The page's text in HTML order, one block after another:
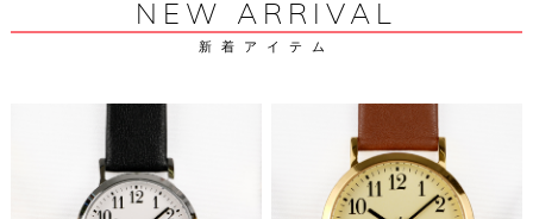
NEW ARRIVAL
新着アイテム